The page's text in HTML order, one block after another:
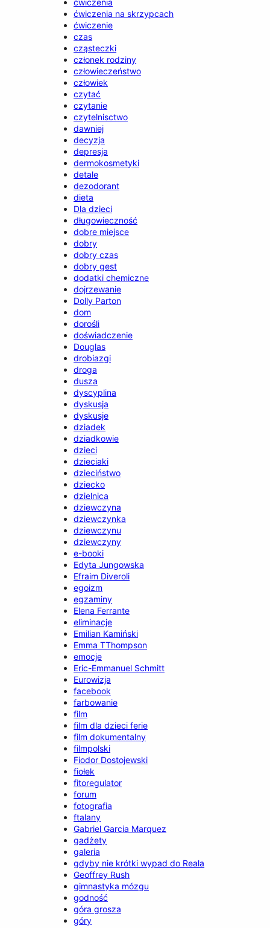
ćwiczenia na skrzypcach
ćwiczenie
czas
cząsteczki
członek rodziny
człowieczeństwo
człowiek
czytać
czytanie
czytelnisctwo
dawniej
decyzja
depresja
dermokosmetyki
detale
dezodorant
dieta
Dla dzieci
długowieczność
dobre miejsce
dobry
dobry czas
dobry gest
dodatki chemiczne
dojrzewanie
Dolly Parton
dom
dorośli
doświadczenie
Douglas
drobiazgi
droga
dusza
dyscyplina
dyskusja
dyskusje
dziadek
dziadkowie
dzieci
dzieciaki
dzieciństwo
dziecko
dzielnica
dziewczyna
dziewczynka
dziewczynu
dziewczyny
e-booki
Edyta Jungowska
Efraim Diveroli
egoizm
egzaminy
Elena Ferrante
eliminacje
Emilian Kamiński
Emma TThompson
emocje
Eric-Emmanuel Schmitt
Eurowizja
facebook
farbowanie
film
film dla dzieci ferie
film dokumentalny
filmpolski
Fiodor Dostojewski
fiołek
fitoregulator
forum
fotografia
ftalany
Gabriel Garcia Marquez
gadżety
galeria
gdyby nie krótki wypad do Reala
Geoffrey Rush
gimnastyka mózgu
godność
góra grosza
góry